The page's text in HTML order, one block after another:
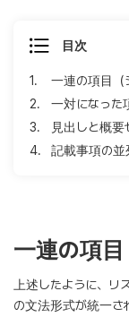
目次
1.
一連の項目（
2.
一対になった
3.
見出しと概要
4.
記載事項の並
一連の項
上述したように、リ
の文法形式が統一さ